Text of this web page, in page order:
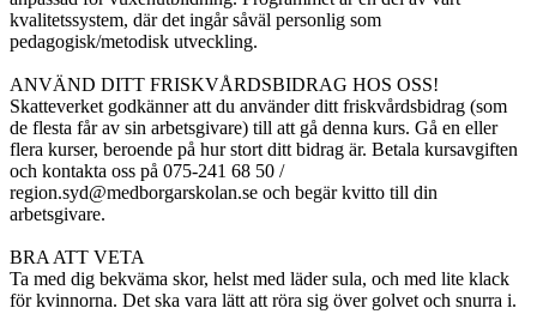
kvalitetssystem, där det ingår såväl personlig som
pedagogisk/metodisk utveckling.
ANVÄND DITT FRISKVÅRDSBIDRAG HOS OSS!
Skatteverket godkänner att du använder ditt friskvårdsbidrag (som
de flesta får av sin arbetsgivare) till att gå denna kurs. Gå en eller
flera kurser, beroende på hur stort ditt bidrag är. Betala kursavgiften
och kontakta oss på 075-241 68 50 /
region.syd@medborgarskolan.se och begär kvitto till din
arbetsgivare.
BRA ATT VETA
Ta med dig bekväma skor, helst med läder sula, och med lite klack
för kvinnorna. Det ska vara lätt att röra sig över golvet och snurra i.